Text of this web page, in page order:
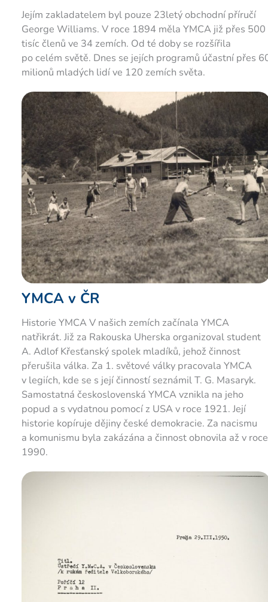
Jejím zakladatelem byl pouze 23letý obchodní příručí
George Williams. V roce 1894 měla YMCA již přes 500
tisíc členů ve 34 zemích. Od té doby se rozšířila
po celém světě. Dnes se jejích programů účastní přes
milionů mladých lidí ve 120 zemích světa.
YMCA v ČR
Historie YMCA V našich zemích začínala YMCA
natřikrát. Již za Rakouska Uherska organizoval student
A. Adlof Křesťanský spolek mladíků, jehož činnost
přerušila válka. Za 1. světové války pracovala YMCA
v legiích, kde se s její činností seznámil T. G. Masaryk.
Samostatná československá YMCA vznikla na jeho
popud a s vydatnou pomocí z USA v roce 1921. Její
historie kopíruje dějiny české demokracie. Za nacismu
a komunismu byla zakázána a činnost obnovila až v roce
1990.